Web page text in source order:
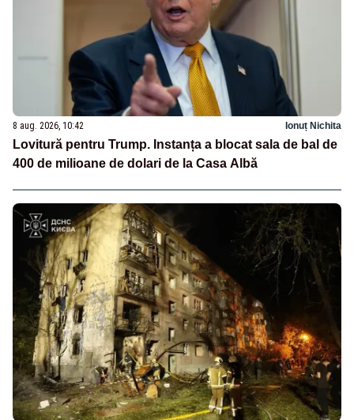
8 aug. 2026, 10:42 Ionuț Nichita
Lovitură pentru Trump. Instanța a blocat sala de bal de
400 de milioane de dolari de la Casa Albă